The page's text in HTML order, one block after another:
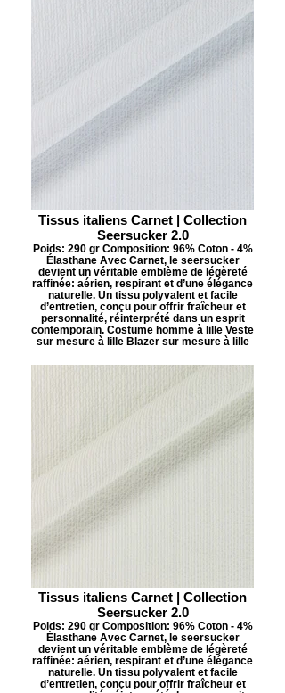
Tissus italiens Carnet | Collection
Seersucker 2.0
Poids: 290 gr Composition: 96% Coton - 4%
Élasthane Avec Carnet, le seersucker
devient un véritable emblème de légèreté
raffinée: aérien, respirant et d’une élégance
naturelle. Un tissu polyvalent et facile
d’entretien, conçu pour offrir fraîcheur et
personnalité, réinterprété dans un esprit
contemporain. Costume homme à lille Veste
sur mesure à lille Blazer sur mesure à lille
Tissus italiens Carnet | Collection
Seersucker 2.0
Poids: 290 gr Composition: 96% Coton - 4%
Élasthane Avec Carnet, le seersucker
devient un véritable emblème de légèreté
raffinée: aérien, respirant et d’une élégance
naturelle. Un tissu polyvalent et facile
d’entretien, conçu pour offrir fraîcheur et